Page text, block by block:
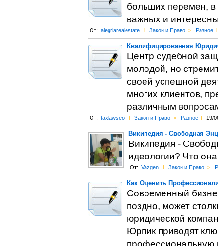
больших перемен,
важных и
От: alegriarealestate l Закон и Право > Разное l
Квалифицированная
Центр судебной
молодой, но
своей успешной
многих клиентов,
различным
От: taxlawseo l Закон и Право > Разное l 19/
Википедия - Свободная
Википедия -
идеологии? Что
От: Vazgen l Закон и Право >
Как Оценить
Современный
поздно, может
юридической
Юрпик приводят
профессиональную